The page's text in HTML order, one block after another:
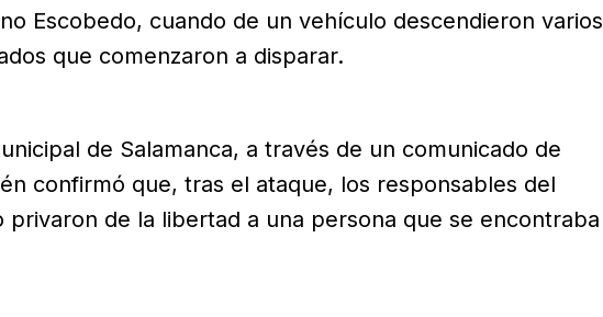
Escobedo, cuando de un vehículo descendieron varios
que comenzaron a disparar.
de Salamanca, a través de un comunicado de
confirmó que, tras el ataque, los responsables del
privaron de la libertad a una persona que se encontraba